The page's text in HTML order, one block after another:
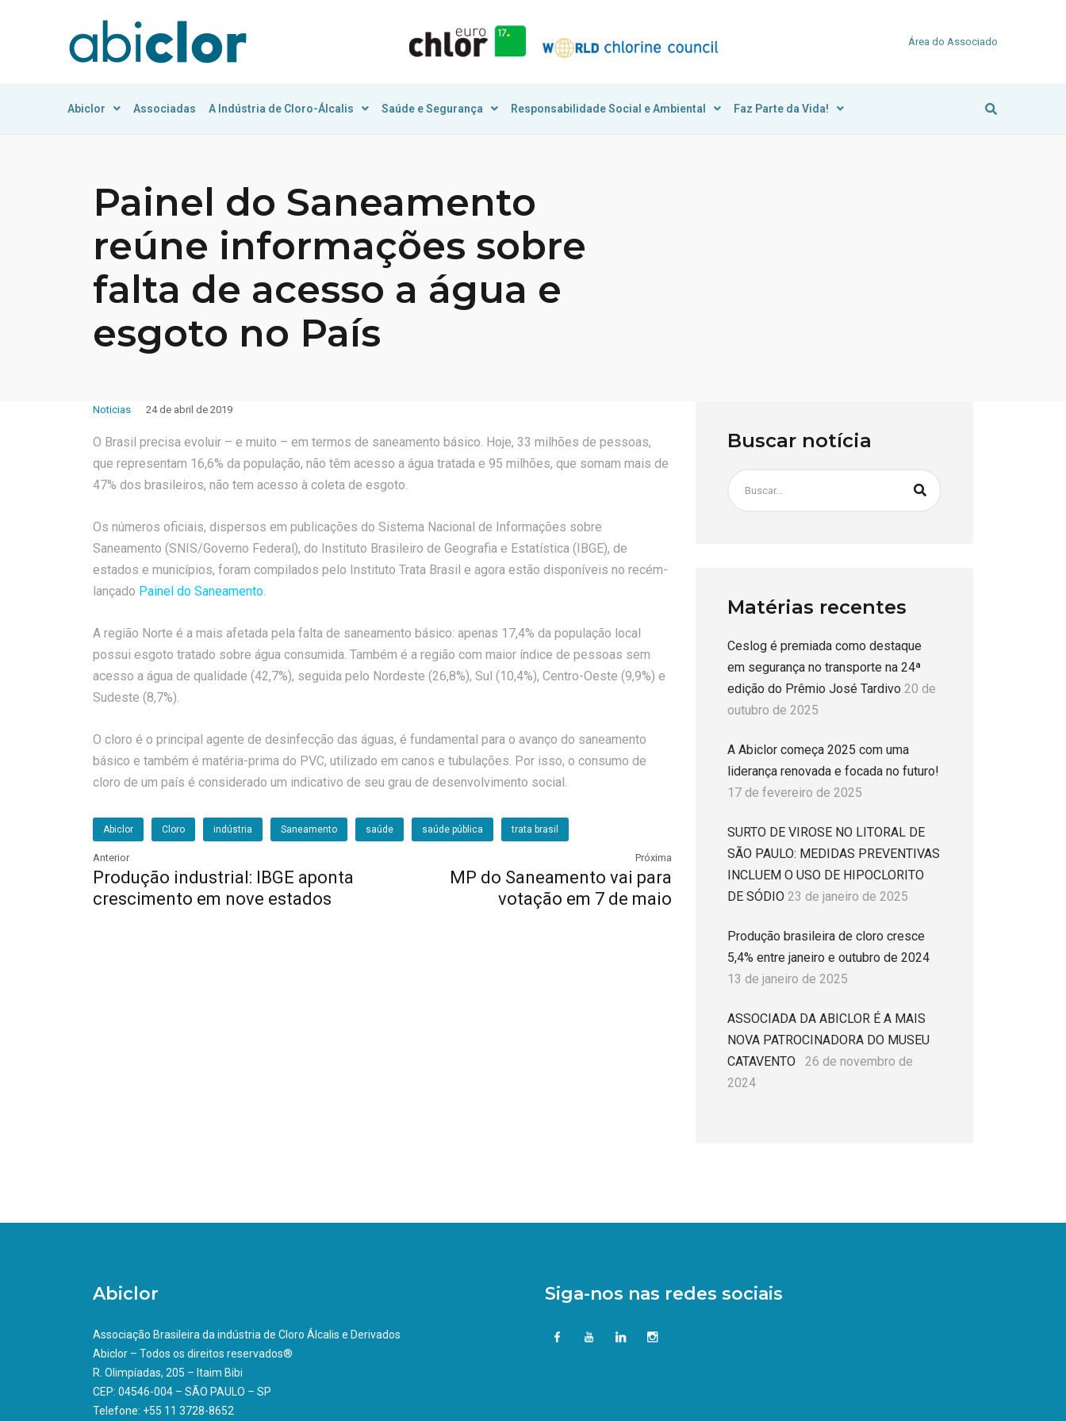
Área do Associado
Abiclor Associadas A Indústria de Cloro-Álcalis Saúde e Segurança Responsabilidade Social e Ambiental Faz Parte da Vida!
Painel do Saneamento
reúne informações sobre
falta de acesso a água e
esgoto no País
Noticias 24 de abril de 2019
O Brasil precisa evoluir – e muito – em termos de saneamento básico. Hoje, 33 milhões de pessoas,
que representam 16,6% da população, não têm acesso a água tratada e 95 milhões, que somam mais de
47% dos brasileiros, não tem acesso à coleta de esgoto.
Os números oficiais, dispersos em publicações do Sistema Nacional de Informações sobre
Saneamento (SNIS/Governo Federal), do Instituto Brasileiro de Geografia e Estatística (IBGE), de
estados e municípios, foram compilados pelo Instituto Trata Brasil e agora estão disponíveis no recém-
lançado Painel do Saneamento.
A região Norte é a mais afetada pela falta de saneamento básico: apenas 17,4% da população local
possui esgoto tratado sobre água consumida. Também é a região com maior índice de pessoas sem
acesso a água de qualidade (42,7%), seguida pelo Nordeste (26,8%), Sul (10,4%), Centro-Oeste (9,9%) e
Sudeste (8,7%).
O cloro é o principal agente de desinfecção das águas, é fundamental para o avanço do saneamento
básico e também é matéria-prima do PVC, utilizado em canos e tubulações. Por isso, o consumo de
cloro de um país é considerado um indicativo de seu grau de desenvolvimento social.
Abiclor Cloro indústria Saneamento saúde saúde pública trata brasil
Anterior
Produção industrial: IBGE aponta
crescimento em nove estados
Próxima
MP do Saneamento vai para
votação em 7 de maio
Buscar notícia
Matérias recentes
Ceslog é premiada como destaque
em segurança no transporte na 24ª
edição do Prêmio José Tardivo 20 de
outubro de 2025
A Abiclor começa 2025 com uma
liderança renovada e focada no futuro!
17 de fevereiro de 2025
SURTO DE VIROSE NO LITORAL DE
SÃO PAULO: MEDIDAS PREVENTIVAS
INCLUEM O USO DE HIPOCLORITO
DE SÓDIO 23 de janeiro de 2025
Produção brasileira de cloro cresce
5,4% entre janeiro e outubro de 2024
13 de janeiro de 2025
ASSOCIADA DA ABICLOR É A MAIS
NOVA PATROCINADORA DO MUSEU
CATAVENTO
26 de novembro de
2024
Abiclor
Associação Brasileira da indústria de Cloro Álcalis e Derivados
Abiclor – Todos os direitos reservados®
R. Olimpíadas, 205 – Itaim Bibi
CEP: 04546-004 – SÃO PAULO – SP
Telefone: +55 11 3728-8652
Siga-nos nas redes sociais